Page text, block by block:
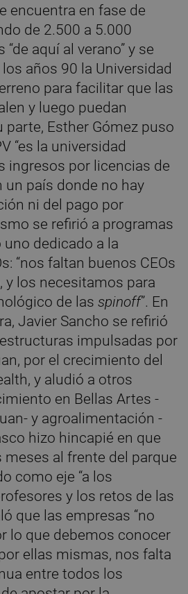
encuentra en fase de
de 2.500 a 5.000
aquí al verano” y se
años 90 la Universidad
para facilitar que las
y luego puedan
parte, Esther Gómez puso
“es la universidad
ingresos por licencias de
un país donde no hay
ni del pago por
se refirió a programas
dedicado a la
“nos faltan buenos CEOs
y los necesitamos para
de lasspinoff”. En
Javier Sancho se refirió
impulsadas por
por el crecimiento del
y aludió a otros
en Bellas Artes -
y agroalimentación -
hizo hincapié en que
al frente del parque
como eje “a los
y los retos de las
que las empresas “no
lo que debemos conocer
ellas mismas, nos falta
entre todos los